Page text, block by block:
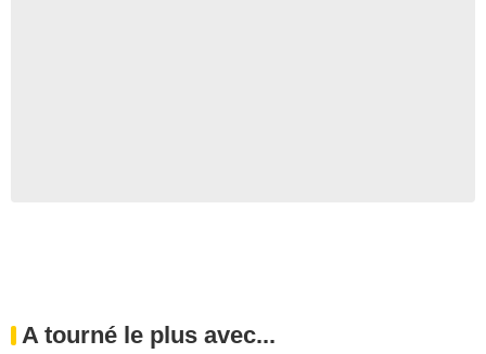
A tourné le plus avec...